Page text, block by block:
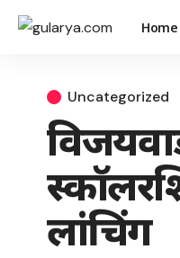
Home
Uncategorized
लांचिंग